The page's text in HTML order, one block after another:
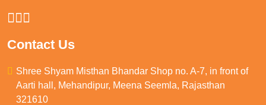
Contact Us
Shree Shyam Misthan Bhandar Shop no. A-7, in front of
Aarti hall, Mehandipur, Meena Seemla, Rajasthan
321610